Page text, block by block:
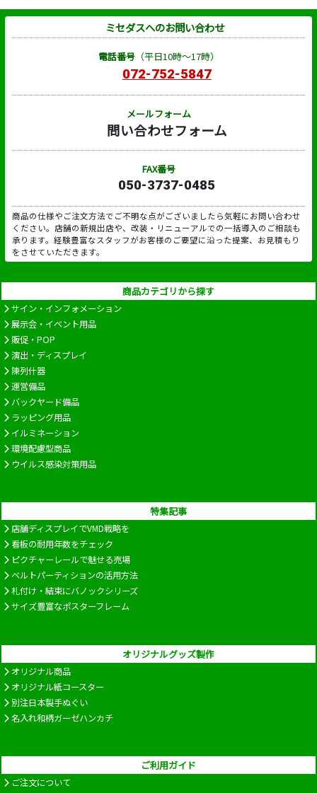
ミセダスへのお問い合わせ
電話番号（平日10時～17時）
072-752-5847
メールフォーム
問い合わせフォーム
FAX番号
050-3737-0485
商品の仕様やご注文方法でご不明な点がございましたら気軽にお問い合わせ
ください。店舗の新規出店や、改装・リニューアルでの一括導入のご相談も
承ります。経験豊富なスタッフがお客様のご要望に沿った提案、お見積もり
をさせていただきます。
商品カテゴリから探す
サイン・インフォメーション
展示会・イベント用品
販促・POP
演出・ディスプレイ
陳列什器
運営備品
バックヤード備品
ラッピング用品
イルミネーション
環境配慮型商品
ウイルス感染対策用品
特集記事
店舗ディスプレイでVMD戦略を
看板の耐用年数をチェック
ピクチャーレールで魅せる売場
ベルトパーティションの活用方法
札付け・結束にバノックシリーズ
サイズ豊富なポスターフレーム
オリジナルグッズ製作
オリジナル商品
オリジナル紙コースター
別注日本製手ぬぐい
名入れ和柄ガーゼハンカチ
ご利用ガイド
ご注文について